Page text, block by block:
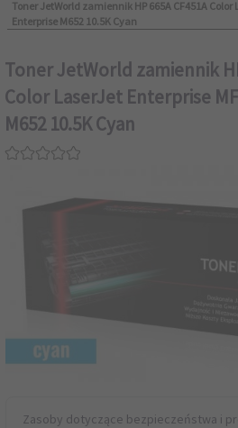
Toner JetWorld zamiennik HP 665A CF451A Color
Enterprise M652 10.5K Cyan
Toner JetWorld zamiennik
Color LaserJet Enterprise
M652 10.5K Cyan
Zasoby dotyczące bezpieczeństwa i